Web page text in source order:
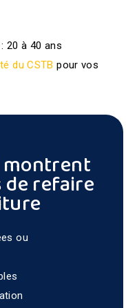
20 à 40 ans
du CSTB pour vos
montrent
de refaire
ou